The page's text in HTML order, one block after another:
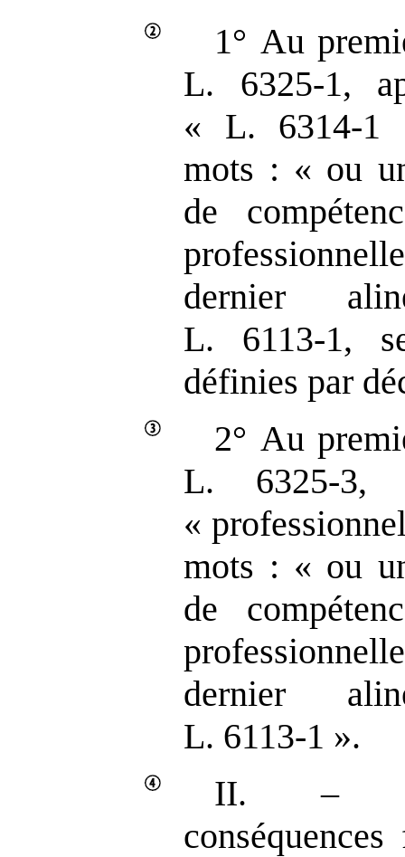
1° Au
L. 6325‑1,
« L. 6314‑1
mots : « ou
de
dernier
L. 6113‑1,
définies par
2° Au
L.
«
mots : « ou
de
dernier
L. 6113‑1 ».
II. –